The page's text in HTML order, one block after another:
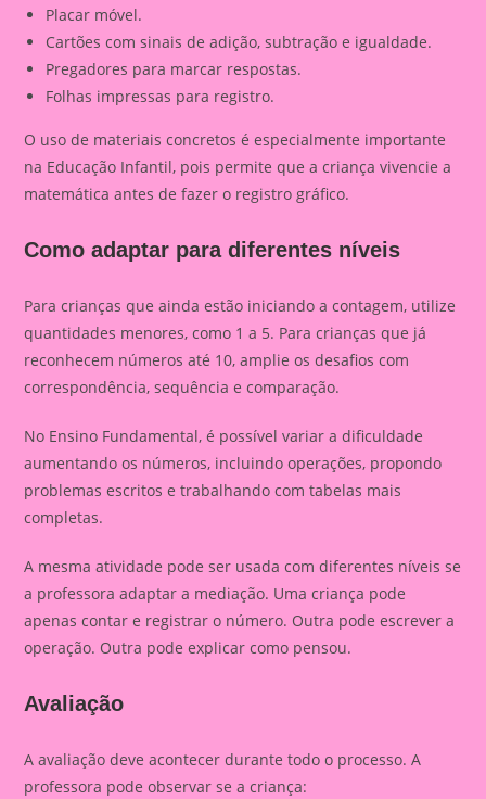
Placar móvel.
Cartões com sinais de adição, subtração e igualdade.
Pregadores para marcar respostas.
Folhas impressas para registro.
O uso de materiais concretos é especialmente importante
na Educação Infantil, pois permite que a criança vivencie a
matemática antes de fazer o registro gráfico.
Como adaptar para diferentes níveis
Para crianças que ainda estão iniciando a contagem, utilize
quantidades menores, como 1 a 5. Para crianças que já
reconhecem números até 10, amplie os desafios com
correspondência, sequência e comparação.
No Ensino Fundamental, é possível variar a dificuldade
aumentando os números, incluindo operações, propondo
problemas escritos e trabalhando com tabelas mais
completas.
A mesma atividade pode ser usada com diferentes níveis se
a professora adaptar a mediação. Uma criança pode
apenas contar e registrar o número. Outra pode escrever a
operação. Outra pode explicar como pensou.
Avaliação
A avaliação deve acontecer durante todo o processo. A
professora pode observar se a criança: